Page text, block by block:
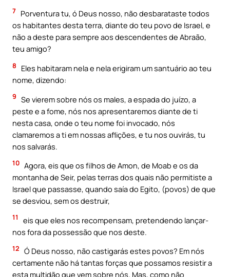
7 Porventura tu, ó Deus nosso, não desbarataste todos
os habitantes desta terra, diante do teu povo de Israel, e
não a deste para sempre aos descendentes de Abraão,
teu amigo?
8
Eles habitaram nela e nela erigiram um santuário ao teu
nome, dizendo:
9 Se vierem sobre nós os males, a espada do juízo, a
peste e a fome, nós nos apresentaremos diante de ti
nesta casa, onde o teu nome foi invocado, nós
clamaremos a ti em nossas aflições, e tu nos ouvirás, tu
nos salvarás.
10 Agora, eis que os filhos de Amon, de Moab e os da
montanha de Seir, pelas terras dos quais não permitiste a
Israel que passasse, quando saía do Egito, (povos) de que
se desviou, sem os destruir,
11
eis que eles nos recompensam, pretendendo lançar-
nos fora da possessão que nos deste.
12 Ó Deus nosso, não castigarás estes povos? Em nós
certamente não há tantas forças que possamos resistir a
esta multidão que vem sobre nós. Mas, como não